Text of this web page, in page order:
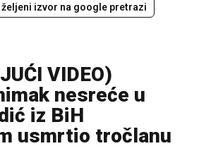
željeni izvor na google pretrazi
VIDEO)
nesreće u
iz BiH
usmrtio tročlanu